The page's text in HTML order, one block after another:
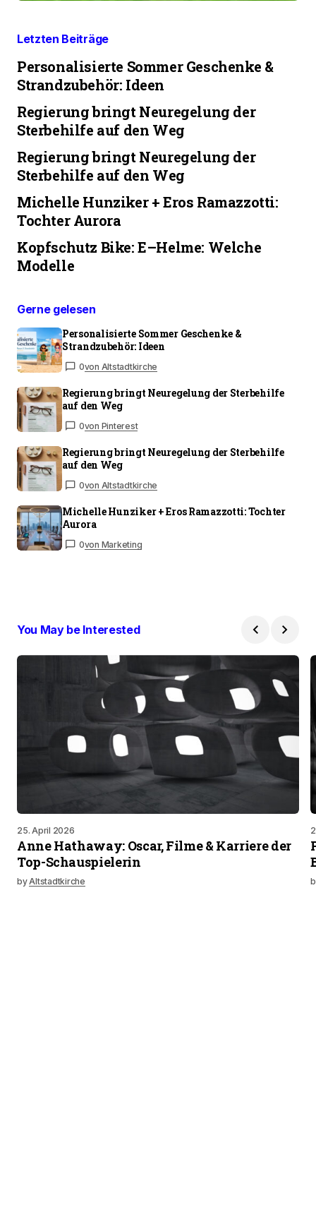
Letzten Beiträge
Personalisierte Sommer Geschenke &
Strandzubehör: Ideen
Regierung bringt Neuregelung der
Sterbehilfe auf den Weg
Regierung bringt Neuregelung der
Sterbehilfe auf den Weg
Michelle Hunziker + Eros Ramazzotti:
Tochter Aurora
Kopfschutz Bike: E–Helme: Welche
Modelle
Gerne gelesen
Personalisierte Sommer Geschenke &
Strandzubehör: Ideen
0von Altstadtkirche
Regierung bringt Neuregelung der Sterbehilfe
auf den Weg
0von Pinterest
Regierung bringt Neuregelung der Sterbehilfe
auf den Weg
0von Altstadtkirche
Michelle Hunziker + Eros Ramazzotti: Tochter
Aurora
0von Marketing
You May be Interested
25. April 2026
Anne Hathaway: Oscar, Filme & Karriere der
Top-Schauspielerin
byAltstadtkirche